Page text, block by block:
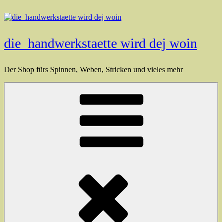
Inhalt
die_handwerkstaette wird dej woin
Der Shop fürs Spinnen, Weben, Stricken und vieles mehr